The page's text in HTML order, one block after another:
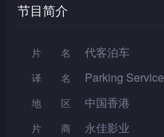
节目简介
片名 代客泊车
译名 Parking Service
地区 中国香港
片 商 永佳影业